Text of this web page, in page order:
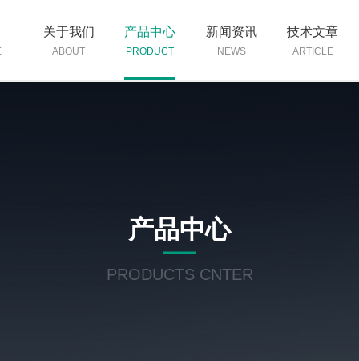
关于我们
ABOUT
产品中心
PRODUCT
新闻资讯
NEWS
技术文章
ARTICLE
产品中心
PRODUCTS CNTER